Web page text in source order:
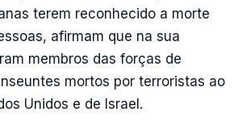
terem reconhecido a morte
afirmam que na sua
membros das forças de
mortos por terroristas ao
Unidos e de Israel.